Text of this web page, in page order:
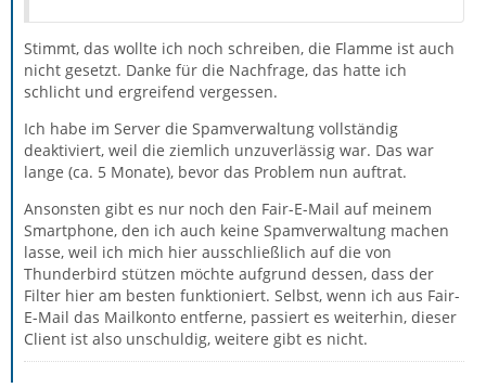
Stimmt, das wollte ich noch schreiben, die Flamme ist auch
nicht gesetzt. Danke für die Nachfrage, das hatte ich
schlicht und ergreifend vergessen.
Ich habe im Server die Spamverwaltung vollständig
deaktiviert, weil die ziemlich unzuverlässig war. Das war
lange (ca. 5 Monate), bevor das Problem nun auftrat.
Ansonsten gibt es nur noch den Fair-E-Mail auf meinem
Smartphone, den ich auch keine Spamverwaltung machen
lasse, weil ich mich hier ausschließlich auf die von
Thunderbird stützen möchte aufgrund dessen, dass der
Filter hier am besten funktioniert. Selbst, wenn ich aus Fair-
E-Mail das Mailkonto entferne, passiert es weiterhin, dieser
Client ist also unschuldig, weitere gibt es nicht.